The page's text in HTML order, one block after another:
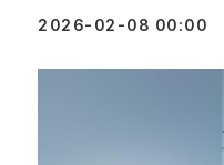
2026-02-08 00:00